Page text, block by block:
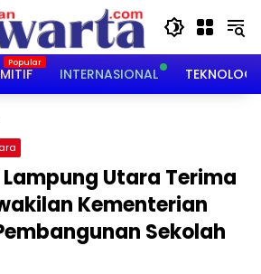
INTERNASIONAL TEKNOLOGI
Utara Terima
Kementerian
Sekolah